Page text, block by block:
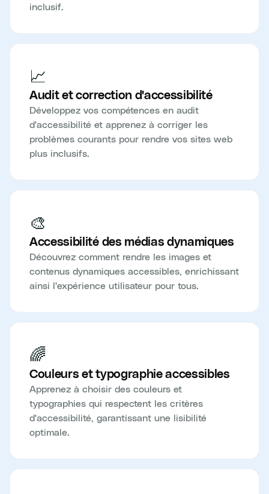
inclusif.
📈
Audit et correction d'accessibilité
Développez vos compétences en audit
d'accessibilité et apprenez à corriger les
problèmes courants pour rendre vos sites web
plus inclusifs.
🎨
Accessibilité des médias dynamiques
Découvrez comment rendre les images et
contenus dynamiques accessibles, enrichissant
ainsi l'expérience utilisateur pour tous.
🌈
Couleurs et typographie accessibles
Apprenez à choisir des couleurs et
typographies qui respectent les critères
d'accessibilité, garantissant une lisibilité
optimale.